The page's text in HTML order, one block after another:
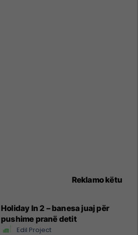
Reklamo këtu
Holiday In 2 – banesa juaj për
pushime pranë detit
Edil Project